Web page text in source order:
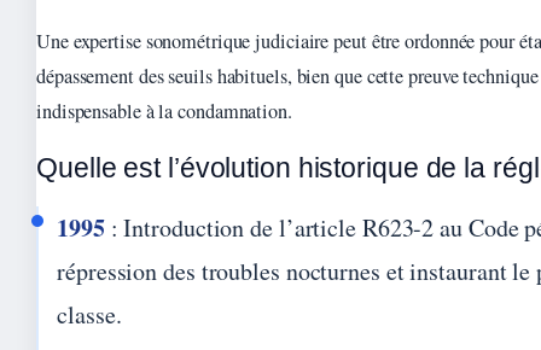
Une expertise sonométrique judiciaire peut être ordonnée pour
dépassement des seuils habituels, bien que cette preuve
indispensable à la condamnation.
Quelle est l’évolution historique de la
1995: Introduction de l’article R623-2 au Code
répression des troubles nocturnes et instaurant
classe.